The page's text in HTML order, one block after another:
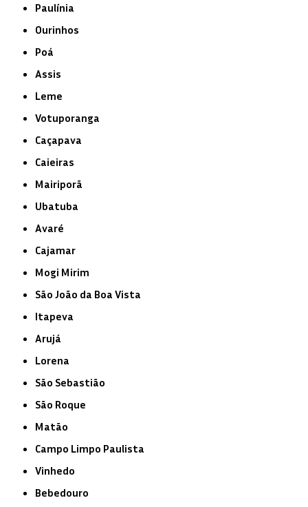
Paulínia
Ourinhos
Poá
Assis
Leme
Votuporanga
Caçapava
Caieiras
Mairiporã
Ubatuba
Avaré
Cajamar
Mogi Mirim
São João da Boa Vista
Itapeva
Arujá
Lorena
São Sebastião
São Roque
Matão
Campo Limpo Paulista
Vinhedo
Bebedouro